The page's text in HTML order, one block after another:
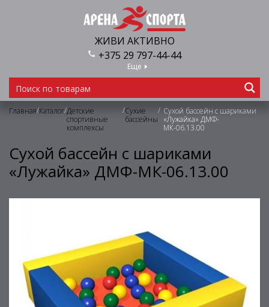
ЖИВИ АКТИВНО
+375 29 797-44-44
Еще
Главная/Каталог/Детские
спортивные
комплексы
/Сухие
бассейны
/ Сухой бассейн с шариками
«Лужайка» ДМФ-
МК-06.13.00
Сухой бассейн с шариками
«Лужайка» ДМФ-МК-06.13.00